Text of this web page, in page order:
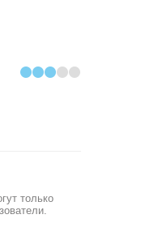
только